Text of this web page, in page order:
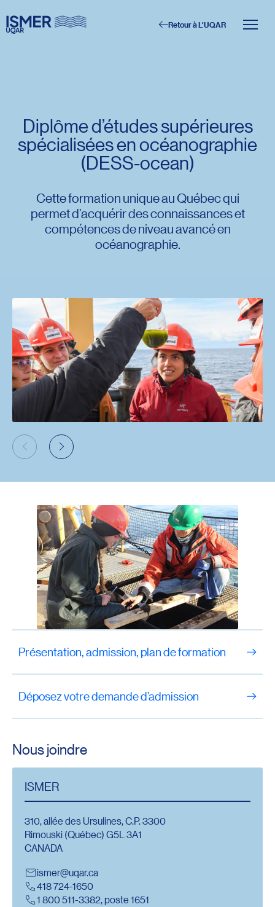
Interlignage du texte
Réinitialiser les paramètres
Retour à L'UQAR
Diplôme d’études supérieures
spécialisées en océanographie
(DESS-ocean)
Cette formation unique au Québec qui
permet d’acquérir des connaissances et
compétences de niveau avancé en
océanographie.
Présentation, admission, plan de formation
Déposez votre demande d’admission
Nous joindre
ISMER
310, allée des Ursulines, C.P. 3300
Rimouski (Québec) G5L 3A1
CANADA
ismer@uqar.ca
418 724-1650
1 800 511-3382, poste 1651